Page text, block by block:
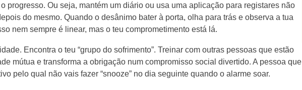
progresso. Ou seja, mantém um diário ou usa uma aplicação para registares não
do mesmo. Quando o desânimo bater à porta, olha para trás e observa a tua
nem sempre é linear, mas o teu comprometimento está lá.
Encontra o teu “grupo do sofrimento”. Treinar com outras pessoas que estão
mútua e transforma a obrigação num compromisso social divertido. A pessoa que
pelo qual não vais fazer “snooze” no dia seguinte quando o alarme soar.